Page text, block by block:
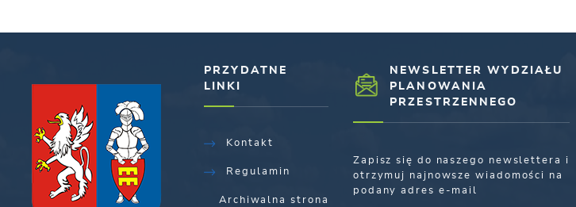
PRZYDATNE
LINKI
Kontakt
Regulamin
Archiwalna strona
NEWSLETTER WYDZIAŁU
PLANOWANIA
PRZESTRZENNEGO
Zapisz się do naszego newslettera i
otrzymuj najnowsze wiadomości na
podany adres e-mail